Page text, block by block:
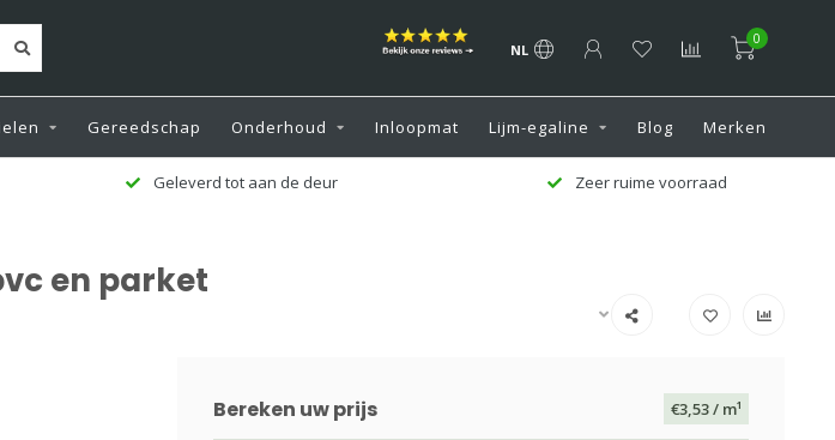
NL
0
Gereedschap Onderhoud Inloopmat Lijm-egaline Blog Merken
Geleverd tot aan de deur Zeer ruime voorraad
en parket
Bereken uw prijs €3,53/ m¹